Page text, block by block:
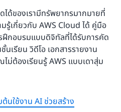
ได้ของเรามีทรัพยากรมากมายที่
รู้เกี่ยวกับ AWS Cloud ได้ คู่มือ
ฝึกอบรมแบบดิจิทัลที่ได้รับการคัด
เรียน วิดีโอ เอกสารรายงาน
ม่ต้องเรียนรู้ AWS แบบเดาสุ่ม
นใช้งาน AI ช่วยสร้าง